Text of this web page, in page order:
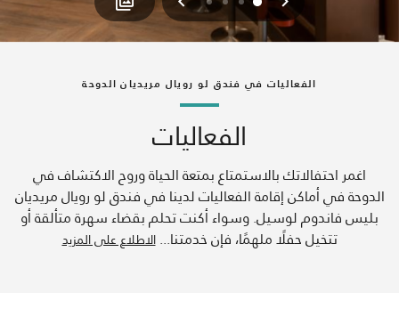
الفعاليات في فندق لو رويال مريديان الدوحة
الفعاليات
اغمر احتفالاتك بالاستمتاع بمتعة الحياة وروح الاكتشاف في
الدوحة في أماكن إقامة الفعاليات لدينا في فندق لو رويال مريديان
بليس فاندوم لوسيل. وسواء أكنت تحلم بقضاء سهرة متألقة أو
تتخيل حفلًا ملهمًا، فإن خدمتنا... الاطلاع على المزيد